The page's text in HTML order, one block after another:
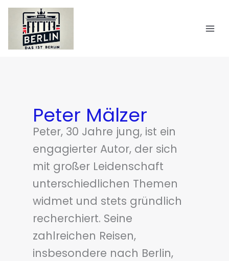
Zum
springen
Peter Mälzer
Peter, 30 Jahre jung, ist ein
engagierter Autor, der sich
mit großer Leidenschaft
unterschiedlichen Themen
widmet und stets gründlich
recherchiert. Seine
zahlreichen Reisen,
insbesondere nach Berlin,